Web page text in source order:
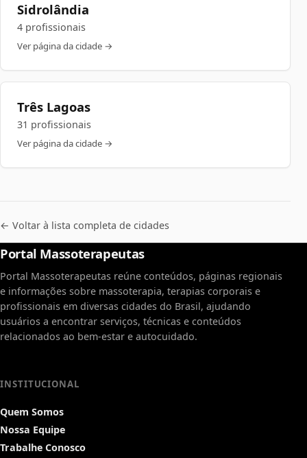
Sidrolândia
4 profissionais
Ver página da cidade →
Três Lagoas
31 profissionais
Ver página da cidade →
← Voltar à lista completa de cidades
Portal Massoterapeutas
Portal Massoterapeutas reúne conteúdos, páginas regionais
e informações sobre massoterapia, terapias corporais e
profissionais em diversas cidades do Brasil, ajudando
usuários a encontrar serviços, técnicas e conteúdos
relacionados ao bem-estar e autocuidado.
INSTITUCIONAL
Quem Somos
Nossa Equipe
Trabalhe Conosco